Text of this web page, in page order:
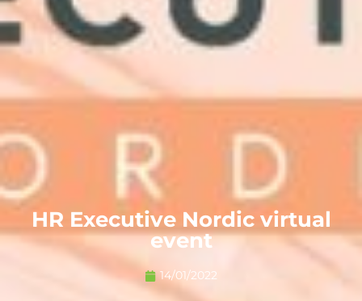
HR Executive Nordic virtual
event
14/01/2022